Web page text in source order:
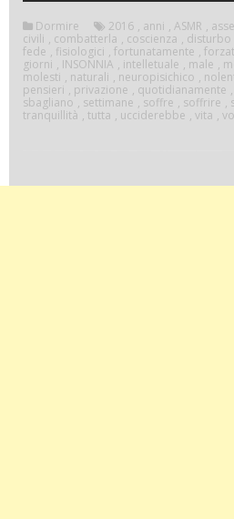
Dormire 2016 , anni , ASMR ,
civili , combatterla , coscienza , disturbo
fede , fisiologici , fortunatamente ,
giorni , INSONNIA , intelletuale , male ,
molesti , naturali , neuropisichico ,
pensieri , privazione , quotidianamente ,
sbagliano , settimane , soffre , soffrire ,
tranquillità , tutta , ucciderebbe , vita ,